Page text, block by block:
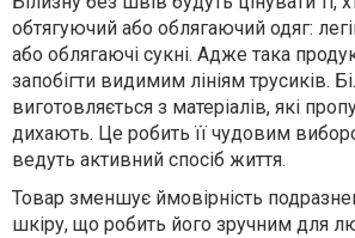
обтягуючий або облягаючий одяг:
або облягаючі сукні. Адже така
запобігти видимим лініям трусиків.
виготовляється з матеріалів, які
дихають. Це робить її чудовим
ведуть активний спосіб життя.
Товар зменшує ймовірність
шкіру, що робить його зручним для